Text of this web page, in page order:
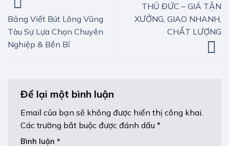
Bảng Viết Bút Lông Vũng
Tàu Sự Lựa Chọn Chuyên
Nghiệp & Bền Bỉ
THỦ ĐỨC – GIÁ TẬN
XƯỞNG, GIAO NHANH,
CHẤT LƯỢNG
Để lại một bình luận
Email của bạn sẽ không được hiển thị công khai.
Các trường bắt buộc được đánh dấu *
Bình luận *